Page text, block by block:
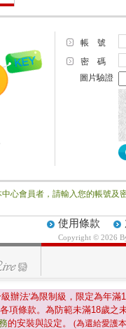
帳 號
密 碼
圖片驗證
心會員者，請輸入您的帳號及
使用條款
Copyright © 2026
辦法'為限制級，限定為年滿
項條款。為防範未滿18歲之
的安裝與設定。 (為還給愛護